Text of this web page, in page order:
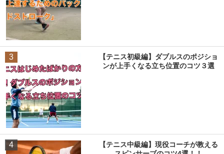
3
【テニス初級編】ダブルスのポジショ
ンが上手くなる立ち位置のコツ３選
4
【テニス中級編】現役コーチが教える